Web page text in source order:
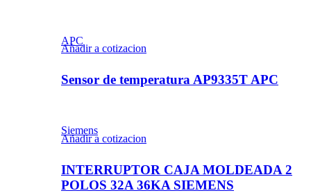
APC
Añadir a cotizacion
Sensor de temperatura AP9335T APC
Siemens
Añadir a cotizacion
INTERRUPTOR CAJA MOLDEADA 2
POLOS 32A 36KA SIEMENS